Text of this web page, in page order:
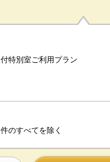
特別室ご利用プラン
のすべてを除く